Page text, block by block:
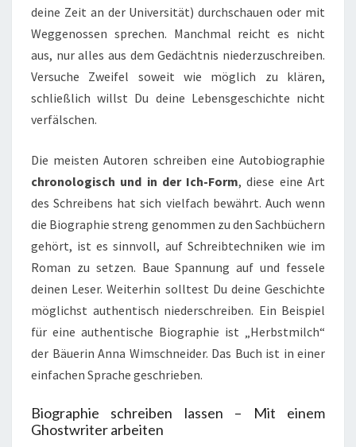
deine Zeit an der Universität) durchschauen oder mit
Weggenossen sprechen. Manchmal reicht es nicht
aus, nur alles aus dem Gedächtnis niederzuschreiben.
Versuche Zweifel soweit wie möglich zu klären,
schließlich willst Du deine Lebensgeschichte nicht
verfälschen.
Die meisten Autoren schreiben eine Autobiographie
chronologisch und in der Ich-Form, diese eine Art
des Schreibens hat sich vielfach bewährt. Auch wenn
die Biographie streng genommen zu den Sachbüchern
gehört, ist es sinnvoll, auf Schreibtechniken wie im
Roman zu setzen. Baue Spannung auf und fessele
deinen Leser. Weiterhin solltest Du deine Geschichte
möglichst authentisch niederschreiben. Ein Beispiel
für eine authentische Biographie ist „Herbstmilch“
der Bäuerin Anna Wimschneider. Das Buch ist in einer
einfachen Sprache geschrieben.
Biographie schreiben lassen – Mit einem
Ghostwriter arbeiten